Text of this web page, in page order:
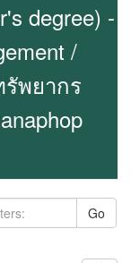
degree) -
/
พยากร
Go